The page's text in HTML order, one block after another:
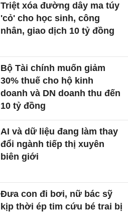
Triệt xóa đường dây ma túy
'cỏ' cho học sinh, công
nhân, giao dịch 10 tỷ đồng
Bộ Tài chính muốn giảm
30% thuế cho hộ kinh
doanh và DN doanh thu đến
10 tỷ đồng
AI và dữ liệu đang làm thay
đổi ngành tiếp thị xuyên
biên giới
Đưa con đi bơi, nữ bác sỹ
kịp thời ép tim cứu bé trai bị